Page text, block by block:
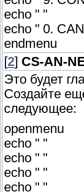
echo " "
echo " 0.
endmenu
[2] CS-AN-
Это будет
Создайте
следующее:
openmenu
echo " "
echo " "
echo " "
echo " "